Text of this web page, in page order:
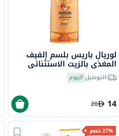
لوريال باريس بلسم إلفيف
المغذي بالزيت الاستثنائي
200 ملالتوصيل اليوم
14
20
27% خصم